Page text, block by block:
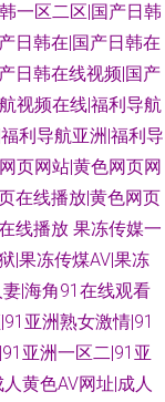
一区二区|国产日韩
日韩在|国产日韩在
日韩在线视频|国产
视频在线|福利导航
利导航亚洲|福利导
页网站|黄色网页网
在线播放|黄色网页
线播放 果冻传媒一
|果冻传煤AV|果冻
|海角91在线观看
亚洲熟女激情|91
亚洲一区二|91亚
黄色AV网址|成人